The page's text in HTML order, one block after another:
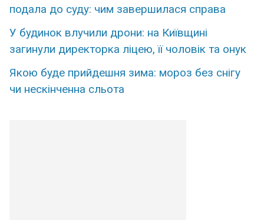
подала до суду: чим завершилася справа
У будинок влучили дрони: на Київщині
загинули директорка ліцею, її чоловік та онук
Якою буде прийдешня зима: мороз без снігу
чи нескінченна сльота